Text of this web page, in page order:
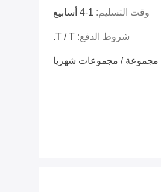
وقت التسليم: 1-4 أسابيع
شروط الدفع: T / T.